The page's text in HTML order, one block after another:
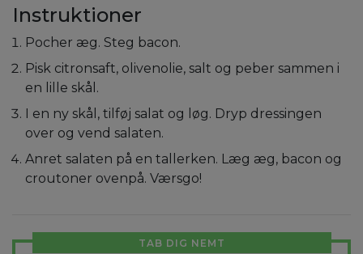
Instruktioner
Pocher æg. Steg bacon.
Pisk citronsaft, olivenolie, salt og peber sammen i
en lille skål.
I en ny skål, tilføj salat og løg. Dryp dressingen
over og vend salaten.
Anret salaten på en tallerken. Læg æg, bacon og
croutoner ovenpå. Værsgo!
TAB DIG NEMT